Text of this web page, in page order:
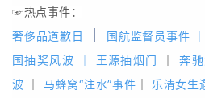
☞热点事件：
奢侈品道歉日 国航监督员事件
国抽奖风波
王源抽烟门 奔
波
马蜂窝“注水”事件 乐清女生